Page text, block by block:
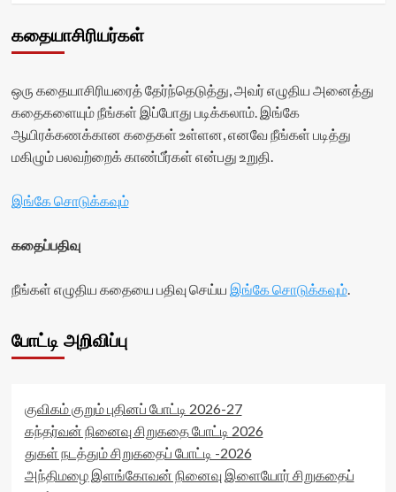
கதையாசிரியர்கள்
ஒரு கதையாசிரியரைத் தேர்ந்தெடுத்து, அவர் எழுதிய அனைத்து
கதைகளையும் நீங்கள் இப்போது படிக்கலாம். இங்கே
ஆயிரக்கணக்கான கதைகள் உள்ளன, எனவே நீங்கள் படித்து
மகிழும் பலவற்றைக் காண்பீர்கள் என்பது உறுதி.
இங்கே சொடுக்கவும்
கதைப்பதிவு
நீங்கள் எழுதிய கதையை பதிவு செய்ய இங்கே சொடுக்கவும்.
போட்டி அறிவிப்பு
குவிகம் குறும் புதினப் போட்டி 2026-27
கந்தர்வன் நினைவு சிறுகதை போட்டி 2026
துகள் நடத்தும் சிறுகதைப் போட்டி -2026
அந்திமழை இளங்கோவன் நினைவு இளையோர் சிறுகதைப்